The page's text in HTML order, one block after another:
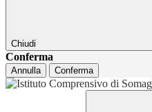
Chiudi
Conferma
Annulla Conferma